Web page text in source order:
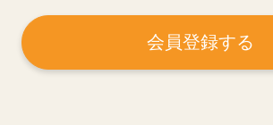
会員登録する